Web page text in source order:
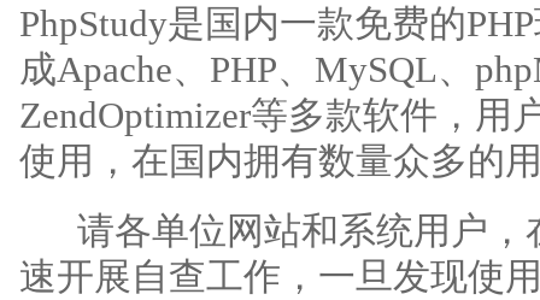
PhpStudy是国内一款免费的
成Apache、PHP、MySQL、
ZendOptimizer等多款软件，用
使用，在国内拥有数量众多的
请各单位网站和系统用户
速开展自查工作，一旦发现使